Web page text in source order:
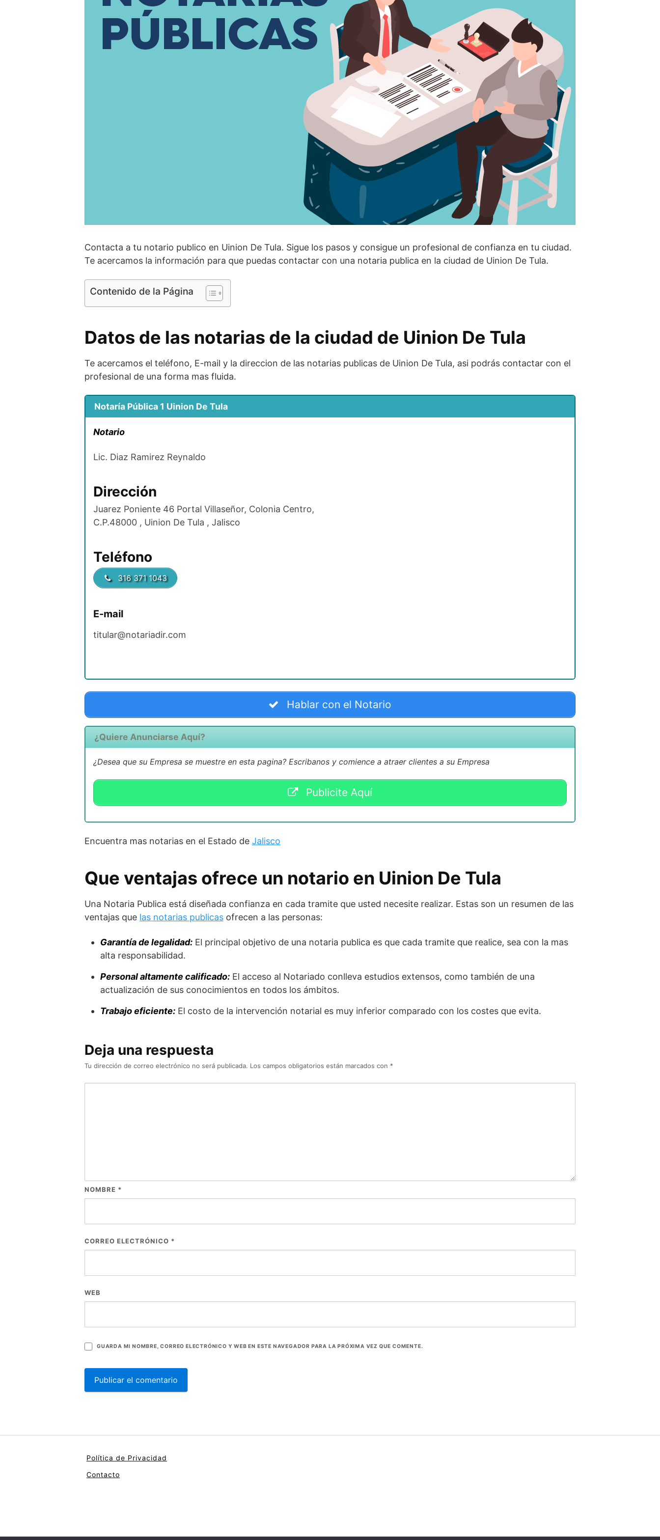
Contacta a tu notario publico en Uinion De Tula. Sigue los pasos y consigue un profesional de confianza en tu ciudad.
Te acercamos la información para que puedas contactar con una notaria publica en la ciudad de Uinion De Tula.
Contenido de la Página
Datos de las notarias de la ciudad de Uinion De Tula
Te acercamos el teléfono, E-mail y la direccion de las notarias publicas de Uinion De Tula, asi podrás contactar con el
profesional de una forma mas fluida.
Notaría Pública 1 Uinion De Tula
Notario
Lic. Diaz Ramirez Reynaldo
Dirección
Juarez Poniente 46 Portal Villaseñor, Colonia Centro,
C.P.48000 , Uinion De Tula , Jalisco
Teléfono
316 371 1043
E-mail
titular@notariadir.com
Hablar con el Notario
¿Quiere Anunciarse Aquí?
¿Desea que su Empresa se muestre en esta pagina? Escribanos y comience a atraer clientes a su Empresa
Publicite Aquí
Encuentra mas notarias en el Estado de Jalisco
Que ventajas ofrece un notario en Uinion De Tula
Una Notaria Publica está diseñada confianza en cada tramite que usted necesite realizar. Estas son un resumen de las
ventajas que las notarias publicas ofrecen a las personas:
Garantía de legalidad: El principal objetivo de una notaria publica es que cada tramite que realice, sea con la mas
alta responsabilidad.
Personal altamente calificado: El acceso al Notariado conlleva estudios extensos, como también de una
actualización de sus conocimientos en todos los ámbitos.
Trabajo eficiente: El costo de la intervención notarial es muy inferior comparado con los costes que evita.
Deja una respuesta
Tu dirección de correo electrónico no será publicada. Los campos obligatorios están marcados con *
NOMBRE *
CORREO ELECTRÓNICO *
WEB
GUARDA MI NOMBRE, CORREO ELECTRÓNICO Y WEB EN ESTE NAVEGADOR PARA LA PRÓXIMA VEZ QUE COMENTE.
Política de Privacidad
Contacto